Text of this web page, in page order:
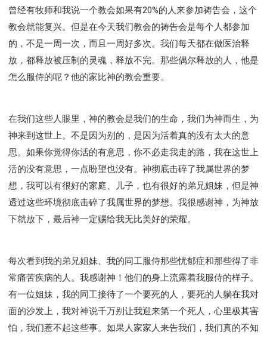
曾经有牧师和我说一个教会如果有20%的人来参加祷告会，这个
教会就能复兴。但是在今天我们教会的祷告会是每个人都参加
的，不是一周一次，而且一周好多次。我们每天都在做医治释
放，都释放被压制的灵魂，释放不完。那些偶尔释放的人，他是
怎么服侍的呢？他的家比神的教会重要。
在我们这些人眼里，神的教会是我们的生命，我们为神而生，为
神来到这世上。不是因为别的，是因为活着真的没有太大的意
思。如果你觉得你活的有意思，你不必走我走的路，我在这世上
活的没有意思，一点盼望也没有。神彻底击碎了我属世界的梦
想，我可以有很好的家庭、儿子，也有很好的弟兄姐妹，但是神
透过这些环境彻底击碎了我属世界的梦想。我很感谢神，为神放
下就放下，最后神一定赐给我无比美好的荣耀。
每次看到我的弟兄姐妹、我的同工服侍那些忧郁症和那些得了非
常痛苦疾病的人。我感谢神！他们的身上流露着我服侍的样子。
有一位姐妹，我的同工接待了一个要死的人，要死的人躺在我对
面的沙发上，我对神说千万别让我迎来第一个死人，心里极其害
怕，我们惹不起这些事。如果人家家人来告我们，我们真的不知